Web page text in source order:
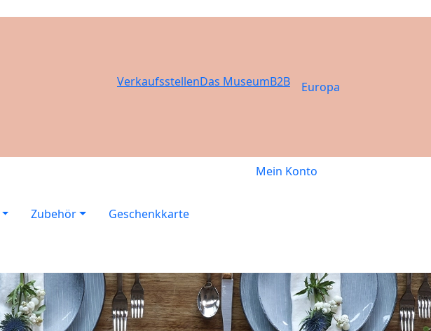
VerkaufsstellenDas MuseumB2B Europa
Mein Konto
Zubehör
Geschenkkarte